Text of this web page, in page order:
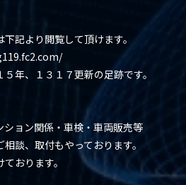
記より閲覧して頂けます。
年、１３１７更新の足跡です。
ョン関係・車検・車両販売等
談、取付もやっております。
おります。